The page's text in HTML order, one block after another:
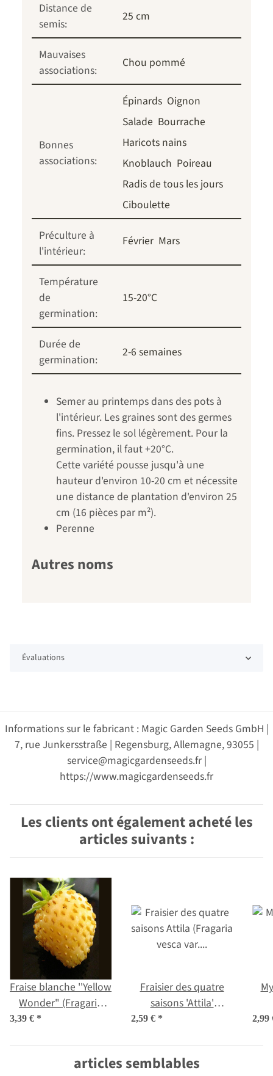
Distance de
semis:
25 cm
Mauvaises
associations:
Chou pommé
Bonnes
associations:
Épinards Oignon
Salade Bourrache
Haricots nains
Knoblauch Poireau
Radis de tous les jours
Ciboulette
Préculture à
l'intérieur:
Février Mars
Température
de
germination:
15-20°C
Durée de
germination:
2-6 semaines
Semer au printemps dans des pots à
l'intérieur. Les graines sont des germes
fins. Pressez le sol légèrement. Pour la
germination, il faut +20°C.
Cette variété pousse jusqu'à une
hauteur d'environ 10-20 cm et nécessite
une distance de plantation d'environ 25
cm (16 pièces par m²).
Perenne
Autres noms
Évaluations
Informations sur le fabricant : Magic Garden Seeds GmbH |
7, rue Junkersstraße | Regensburg, Allemagne, 93055 |
service@magicgardenseeds.fr |
https://www.magicgardenseeds.fr
Les clients ont également acheté les
articles suivants :
Fraise blanche ''Yellow
Wonder" (Fragaria
vesca) graines
3,39 € *
Fraisier des quatre
saisons 'Attila'
(Fragaria vesca var.
graines
2,59 € * 2,99
articles semblables